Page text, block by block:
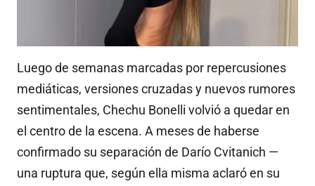
Luego de semanas marcadas por repercusiones
mediáticas, versiones cruzadas y nuevos rumores
sentimentales, Chechu Bonelli volvió a quedar en
el centro de la escena. A meses de haberse
confirmado su separación de Darío Cvitanich —
una ruptura que, según ella misma aclaró en su